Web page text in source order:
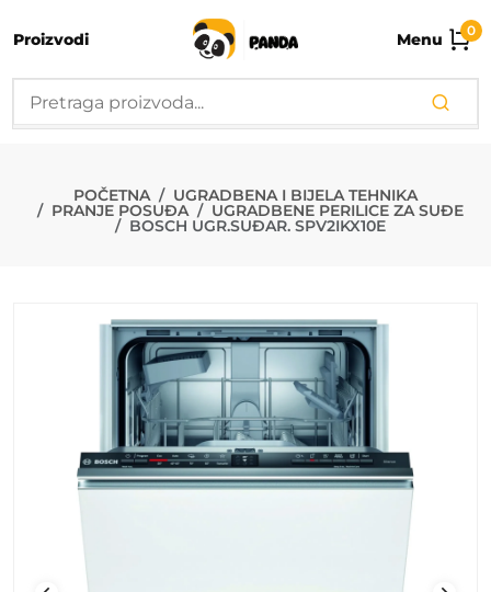
Proizvodi Menu 0
BOSCH
POČETNA UGRADBENA I BIJELA TEHNIKA
PRANJE POSUĐA UGRADBENE PERILICE ZA SUĐE
BOSCH UGR.SUĐAR. SPV2IKX10E